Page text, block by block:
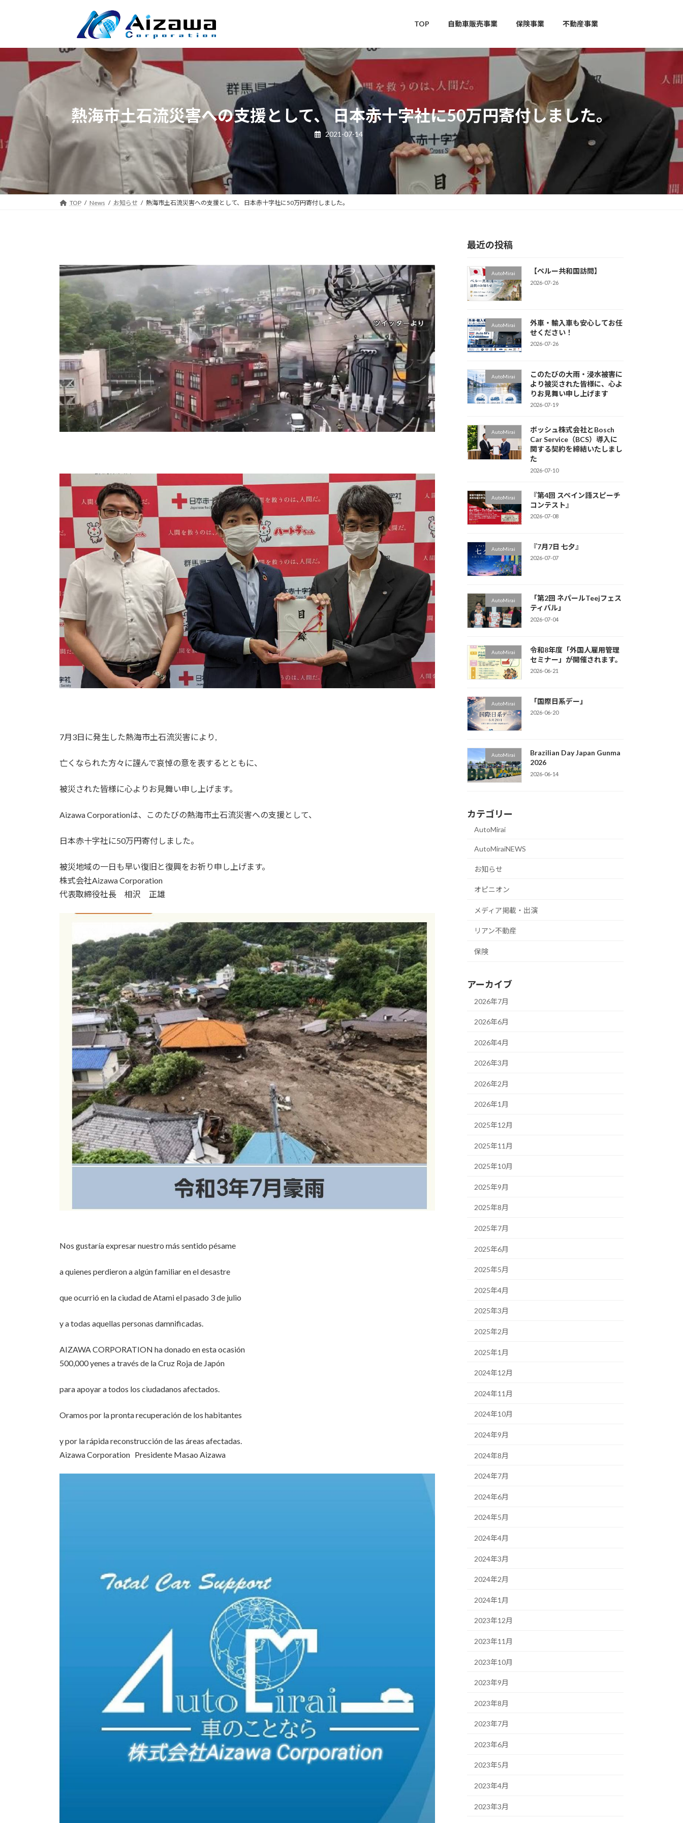
プ
動
TOP 自動車販売事業 保険事業 不動産事業
熱海市土石流災害への支援として、 日本赤十字社に50万円寄付しました。
2021-07-14
TOP News お知らせ 熱海市土石流災害への支援として、 日本赤十字社に50万円寄付しました。
7月3日に発生した熱海市土石流災害により,
亡くなられた方々に謹んで哀悼の意を表するとともに、
被災された皆様に心よりお見舞い申し上げます。
Aizawa Corporationは、このたびの熱海市土石流災害への支援として、
日本赤十字社に50万円寄付しました。
被災地域の一日も早い復旧と復興をお祈り申し上げます。
株式会社Aizawa Corporation
代表取締役社長 相沢 正雄
Nos gustaría expresar nuestro más sentido pésame
a quienes perdieron a algún familiar en el desastre
que ocurrió en la ciudad de Atami el pasado 3 de julio
y a todas aquellas personas damnificadas.
AIZAWA CORPORATION ha donado en esta ocasión
500,000 yenes a través de la Cruz Roja de Japón
para apoyar a todos los ciudadanos afectados.
Oramos por la pronta recuperación de los habitantes
y por la rápida reconstrucción de las áreas afectadas.
Aizawa Corporation Presidente Masao Aizawa
最近の投稿
AutoMirai 【ペルー共和国訪問】
2026-07-26
AutoMirai
外車・輸入車も安心してお任
せください！
2026-07-26
AutoMirai
このたびの大雨・浸水被害に
より被災された皆様に、心よ
りお見舞い申し上げます
2026-07-19
AutoMirai
ボッシュ株式会社とBosch
Car Service（BCS）導入に
関する契約を締結いたしまし
た
2026-07-10
AutoMirai
『第4回 スペイン語スピーチ
コンテスト』
2026-07-08
AutoMirai 『7月7日 七夕』
2026-07-07
AutoMirai
「第2回 ネパールTeejフェス
ティバル」
2026-07-04
AutoMirai
令和8年度「外国人雇用管理
セミナー」が開催されます。
2026-06-21
AutoMirai 「国際日系デー」
2026-06-20
AutoMirai
Brazilian Day Japan Gunma
2026
2026-06-14
カテゴリー
AutoMirai
AutoMiraiNEWS
お知らせ
オピニオン
メディア掲載・出演
リアン不動産
保険
アーカイブ
2026年7月
2026年6月
2026年4月
2026年3月
2026年2月
2026年1月
2025年12月
2025年11月
2025年10月
2025年9月
2025年8月
2025年7月
2025年6月
2025年5月
2025年4月
2025年3月
2025年2月
2025年1月
2024年12月
2024年11月
2024年10月
2024年9月
2024年8月
2024年7月
2024年6月
2024年5月
2024年4月
2024年3月
2024年2月
2024年1月
2023年12月
2023年11月
2023年10月
2023年9月
2023年8月
2023年7月
2023年6月
2023年5月
2023年4月
2023年3月